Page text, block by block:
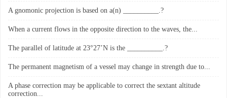
A gnomonic projection is based on a(n) __________.?
When a current flows in the opposite direction to the waves, the...
The parallel of latitude at 23°27’N is the __________.?
The permanent magnetism of a vessel may change in strength due to...
A phase correction may be applicable to correct the sextant altitude
correction...